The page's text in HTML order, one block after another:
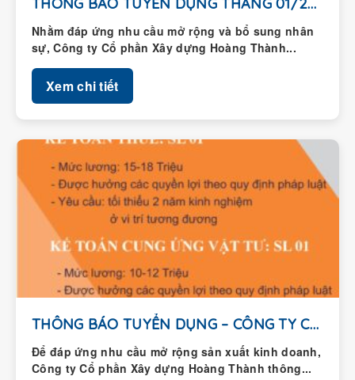
Nhằm đáp ứng nhu cầu mở rộng và bổ sung nhân
sự, Công ty Cổ phần Xây dựng Hoàng Thành...
Xem chi tiết
THÔNG BÁO TUYỂN DỤNG – CÔNG TY CỔ...
Để đáp ứng nhu cầu mở rộng sản xuất kinh doanh,
Công ty Cổ phần Xây dựng Hoàng Thành thông...